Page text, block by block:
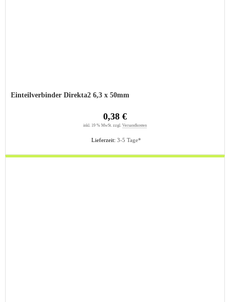
Einteilverbinder Direkta2 6,3 x 50mm
Lieferzeit: 3-5 Tage*
0,38 €
inkl. 19 % MwSt. zzgl. Versandkosten